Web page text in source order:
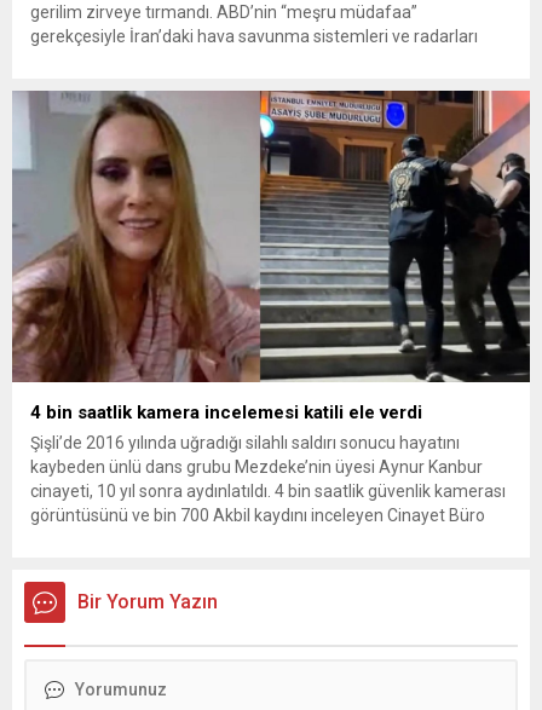
gerilim zirveye tırmandı. ABD’nin “meşru müdafaa”
gerekçesiyle İran’daki hava savunma sistemleri ve radarları
yeni bir ABD saldırısına anında yanıt verileceğini duyurdu....
4 bin saatlik kamera incelemesi katili ele verdi
Şişli’de 2016 yılında uğradığı silahlı saldırı sonucu hayatını
kaybeden ünlü dans grubu Mezdeke’nin üyesi Aynur Kanbur
cinayeti, 10 yıl sonra aydınlatıldı. 4 bin saatlik güvenlik kamerası
görüntüsünü ve bin 700 Akbil kaydını inceleyen Cinayet Büro
Bir Yorum Yazın